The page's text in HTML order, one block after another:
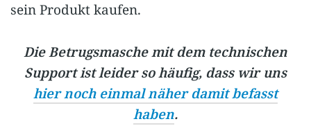
sein Produkt kaufen.
Die Betrugsmasche mit dem technischen
Support ist leider so häufig, dass wir uns
hier noch einmal näher damit befasst
haben.